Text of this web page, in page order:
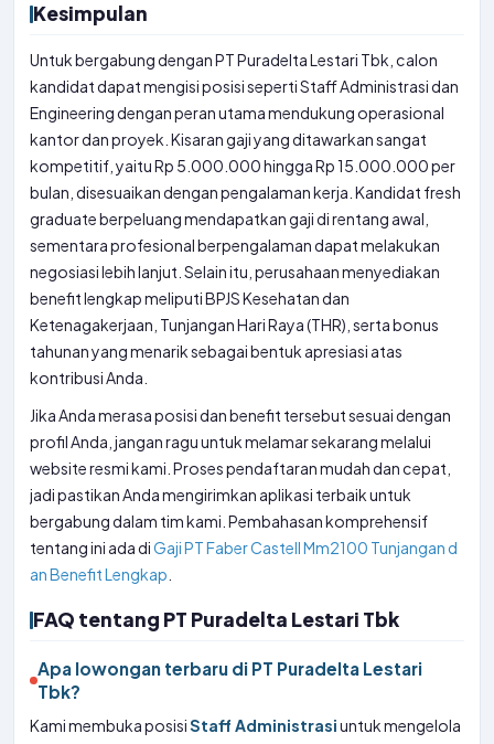
Kesimpulan
Untuk bergabung dengan PT Puradelta Lestari Tbk, calon
kandidat dapat mengisi posisi seperti Staff Administrasi dan
Engineering dengan peran utama mendukung operasional
kantor dan proyek. Kisaran gaji yang ditawarkan sangat
kompetitif, yaitu Rp 5.000.000 hingga Rp 15.000.000 per
bulan, disesuaikan dengan pengalaman kerja. Kandidat fresh
graduate berpeluang mendapatkan gaji di rentang awal,
sementara profesional berpengalaman dapat melakukan
negosiasi lebih lanjut. Selain itu, perusahaan menyediakan
benefit lengkap meliputi BPJS Kesehatan dan
Ketenagakerjaan, Tunjangan Hari Raya (THR), serta bonus
tahunan yang menarik sebagai bentuk apresiasi atas
kontribusi Anda.
Jika Anda merasa posisi dan benefit tersebut sesuai dengan
profil Anda, jangan ragu untuk melamar sekarang melalui
website resmi kami. Proses pendaftaran mudah dan cepat,
jadi pastikan Anda mengirimkan aplikasi terbaik untuk
bergabung dalam tim kami. Pembahasan komprehensif
tentang ini ada diGaji PT Faber Castell Mm2100 Tunjangan d
an Benefit Lengkap
FAQ tentang PT Puradelta Lestari Tbk
Apa lowongan terbaru di PT Puradelta Lestari
Tbk?
Kami membuka posisiStaff Administrasiuntuk mengelola